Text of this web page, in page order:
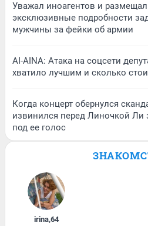
Уважал иноагентов и
эксклюзивные подробности
мужчины за фейки об армии
AI-AINA: Атака на соцсети
хватило лучшим и сколько
Когда концерт обернулся
извинился перед Линочкой Ли
под ее голос
irina,64